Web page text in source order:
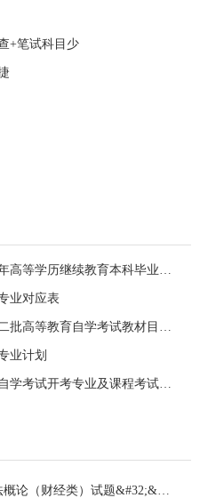
+笔试科目少
关于兰州理工大学2024年上半年高等学历继续教育本科毕业生申请学士学位课程考试报名的通知
业对应表
甘肃省教育考试院关于公布第二批高等教育自学考试教材目录的通知
业计划
2023年下半年甘肃省高等教育自学考试开考专业及课程考试时间安排
全国2024年4月自学考试经济法概论（财经类）试题&#32;&#32;